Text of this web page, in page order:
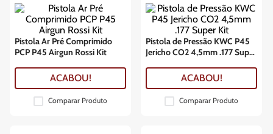
Pistola Ar Pré Comprimido
PCP P45 Airgun Rossi Kit
ACABOU!
Comparar Produto
Pistola de Pressão KWC P45
Jericho CO2 4,5mm .177 Super
ACABOU!
Comparar Produto